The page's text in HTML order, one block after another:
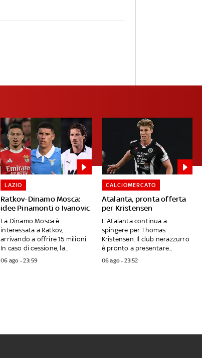
Ratkov-Dinamo Mosca:
idee Pinamonti o Ivanovic
LAZIO
La Dinamo Mosca è
interessata a Ratkov,
arrivando a offrire 15 milioni.
In caso di cessione, la...
06 ago - 23:59
Atalanta, pronta offerta
per Kristensen
CALCIOMERCATO
L'Atalanta continua a
spingere per Thomas
Kristensen. Il club nerazzurro
è pronto a presentare...
06 ago - 23:52